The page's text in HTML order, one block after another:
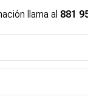
llama al 881